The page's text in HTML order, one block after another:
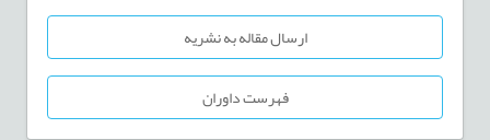
ارسال مقاله به نشریه
فهرست داوران